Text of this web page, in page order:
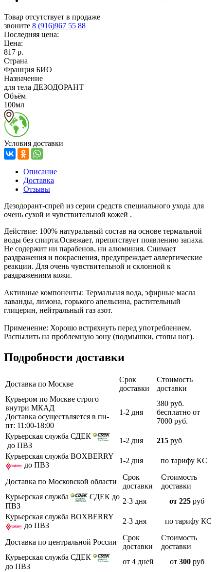
Товар отсутствует в продаже
звоните 8 (916)967 55 88
Последняя цена:
Цена:
817 р.
Страна
Франция БИО
Назначение
для тела ДЕЗОДОРАНТ
Объём
100мл
Условия доставки
Описание
Доставка
Отзывы
Дезодорант-спрей из серии средств специального ухода для
очень сухой и чувствительной кожей .
Действие: 100% натуральный состав на основе термальной
воды без спирта.Освежает, препятствует появлению запаха.
Не содержит ни парабенов, ни алюминия. Снимает
раздражения и покраснения, предупреждает аллергические
реакции. Для очень чувствительной и склонной к
раздражениям кожи.
Активные компоненты: Термальная вода, эфирные масла
лаванды, лимона, горького апельсина, растительный
глицерин, нейтральный газ азот.
Применение: Хорошо встряхнуть перед употреблением.
Распылить на проблемную зону (подмышки, стопы ног).
Подробности доставки
Доставка по Москве
Срок
доставки
Стоимость
доставки
Курьером по Москве строго
внутри МКАД
Доставка осуществляется в пн-
пт: 11:00-18:00
1-2 дня
380 руб.
бесплатно от
7000 руб.
Курьерская служба СДЕК
до ПВЗ
1-2 дня 215 руб
Курьерская служба BOXBERRY
до ПВЗ
1-2 дня по тарифу КС
Доставка по Московской области
Срок
доставки
Стоимость
доставки
Курьерская служба
СДЕК до
ПВЗ
2-3 дня от 225 руб
Курьерская служба BOXBERRY
до ПВЗ
2-3 дня по тарифу КС
Доставка по центральной России
Срок
доставки
Стоимость
доставки
Курьерская служба СДЕК
до ПВЗ
от 4 дней от 300руб